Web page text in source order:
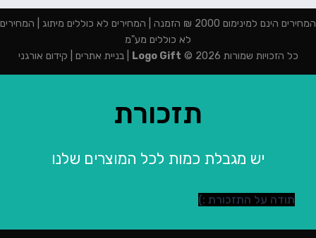
המחירים הינם למינימום 2000 ₪ הזמנה | המחירים לא כוללים מיתוג | המחירים
לא כוללים מע"מ
כל הזכויות שמורות 2026 ©
Logo Gift
|בניית אתרים קידום אורגני
תזכורת
יש מגבלת כמות לכל המוצרים שלנו
תודה על התזכורת :)